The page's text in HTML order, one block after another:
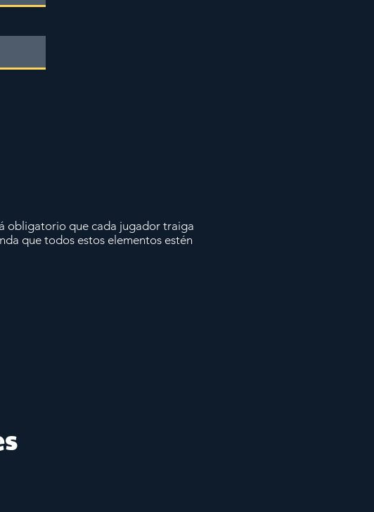
obligatorio que cada jugador traiga
que todos estos elementos estén